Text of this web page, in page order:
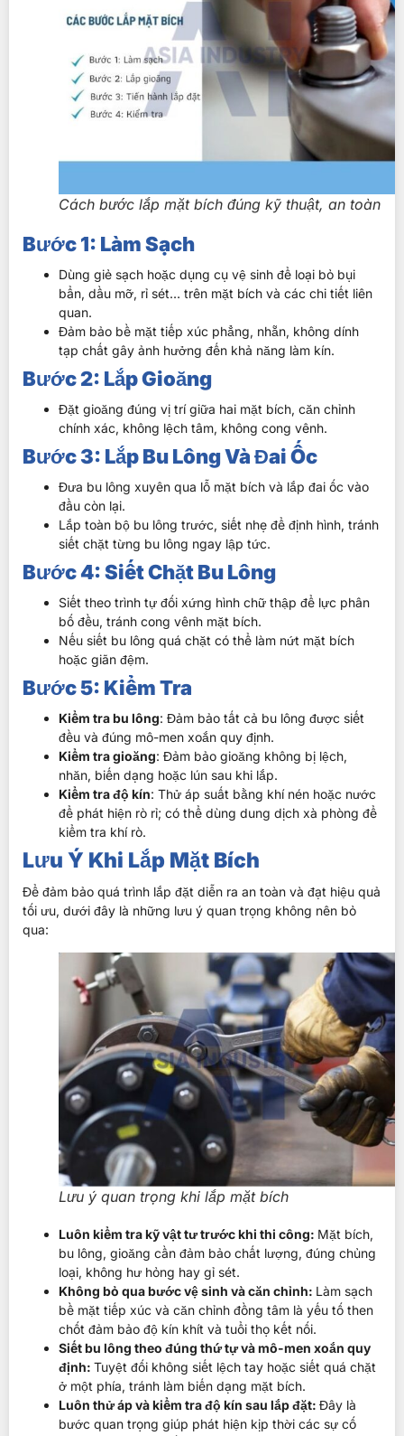
Cách bước lắp mặt bích đúng kỹ thuật, an toàn
Bước 1: Làm Sạch
Dùng giẻ sạch hoặc dụng cụ vệ sinh để loại bỏ bụi
bẩn, dầu mỡ, rỉ sét… trên mặt bích và các chi tiết liên
quan.
Đảm bảo bề mặt tiếp xúc phẳng, nhẵn, không dính
tạp chất gây ảnh hưởng đến khả năng làm kín.
Bước 2: Lắp Gioăng
Đặt gioăng đúng vị trí giữa hai mặt bích, căn chỉnh
chính xác, không lệch tâm, không cong vênh.
Bước 3: Lắp Bu Lông Và Đai Ốc
Đưa bu lông xuyên qua lỗ mặt bích và lắp đai ốc vào
đầu còn lại.
Lắp toàn bộ bu lông trước, siết nhẹ để định hình, tránh
siết chặt từng bu lông ngay lập tức.
Bước 4: Siết Chặt Bu Lông
Siết theo trình tự đối xứng hình chữ thập để lực phân
bố đều, tránh cong vênh mặt bích.
Nếu siết bu lông quá chặt có thể làm nứt mặt bích
hoặc giãn đệm.
Bước 5: Kiểm Tra
Kiểm tra bu lông: Đảm bảo tất cả bu lông được siết
đều và đúng mô-men xoắn quy định.
Kiểm tra gioăng: Đảm bảo gioăng không bị lệch,
nhăn, biến dạng hoặc lún sau khi lắp.
Kiểm tra độ kín: Thử áp suất bằng khí nén hoặc nước
để phát hiện rò rỉ; có thể dùng dung dịch xà phòng để
kiểm tra khí rò.
Lưu Ý Khi Lắp Mặt Bích
Để đảm bảo quá trình lắp đặt diễn ra an toàn và đạt hiệu quả
tối ưu, dưới đây là những lưu ý quan trọng không nên bỏ
qua:
Lưu ý quan trọng khi lắp mặt bích
Luôn kiểm tra kỹ vật tư trước khi thi công: Mặt bích,
bu lông, gioăng cần đảm bảo chất lượng, đúng chủng
loại, không hư hỏng hay gỉ sét.
Không bỏ qua bước vệ sinh và căn chỉnh: Làm sạch
bề mặt tiếp xúc và căn chỉnh đồng tâm là yếu tố then
chốt đảm bảo độ kín khít và tuổi thọ kết nối.
Siết bu lông theo đúng thứ tự và mô-men xoắn quy
định: Tuyệt đối không siết lệch tay hoặc siết quá chặt
ở một phía, tránh làm biến dạng mặt bích.
Luôn thử áp và kiểm tra độ kín sau lắp đặt: Đây là
bước quan trọng giúp phát hiện kịp thời các sự cố